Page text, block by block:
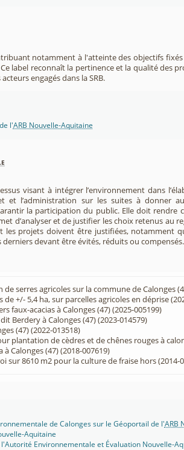
notamment à l'atteinte des objectifs fixés
label reconnaît la pertinence et la qualité des
engagés dans la SRB.
l'ARB Nouvelle-Aquitaine
visant à intégrer l’environnement dans
l’administration sur les suites à donner
la participation du public. Elle doit rendre
d’analyser et de justifier les choix retenus au
les projets doivent être justifiées, notamment
devant être évités, réduits ou compensés.
serres agricoles sur la commune de Calonges
+/- 5,4 ha, sur parcelles agricoles en déprise
faux-acacias à Calonges (47) (2025-005199)
Berdery à Calonges (47) (2023-014579)
(47) (2022-013518)
plantation de cèdres et de chênes rouges à
Calonges (47) (2018-007619)
sur 8610 m2 pour la culture de fraise hors (2014-
de Calonges sur le Géoportail de l'ARB
Aquitaine
Environnementale et Évaluation Nouvelle-